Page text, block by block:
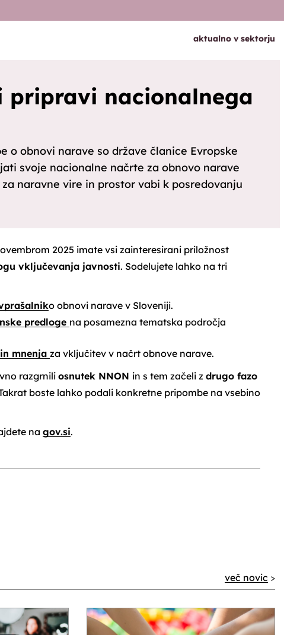
aktualno v sektorju
pripravi nacionalnega
o obnovi narave so države članice Evropske
svoje nacionalne načrte za obnovo narave
naravne vire in prostor vabi k posredovanju
2025 imate vsi zainteresirani priložnost
vključevanja javnosti. Sodelujete lahko na tri
o obnovi narave v Sloveniji.
predloge na posamezna tematska področja
mnenja za vključitev v načrt obnove narave.
razgrniliosnutek NNON in s tem začeli z drugo fazo
boste lahko podali konkretne pripombe na vsebino
na gov.si.
več novic >